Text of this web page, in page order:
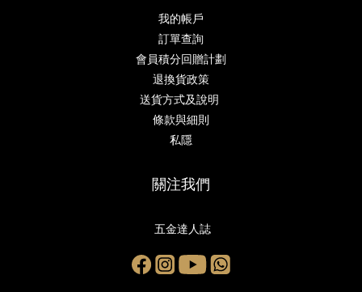
我的帳戶
訂單查詢
會員積分回贈計劃
退換貨政策
送貨方式及說明
條款與細則
私隱
關注我們
五金達人誌